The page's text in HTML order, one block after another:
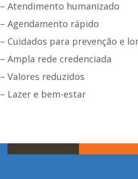
– Atendimento humanizado
– Agendamento rápido
– Cuidados para prevenção e
– Ampla rede credenciada
– Valores reduzidos
– Lazer e bem-estar